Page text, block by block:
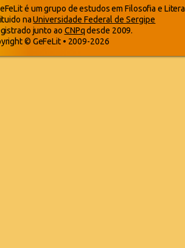
é um grupo de estudos em Filosofia e
naUniversidade Federal de Sergipe
junto ao CNPqdesde 2009.
© GeFeLit • 2009-2026